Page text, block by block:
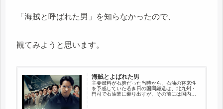
「海賊と呼ばれた男」を知らなかったので、
観てみようと思います。
海賊とよばれた男
主要燃料が石炭だった当時から、石油の将来性
を予感していた若き日の国岡鐡造は、北九州・
門司で石油業に乗り出すが、その前には国内の